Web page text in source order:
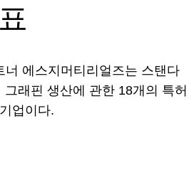
너 에스지머티리얼즈는 스탠다
래핀 생산에 관한 18개의 특허
업이다.